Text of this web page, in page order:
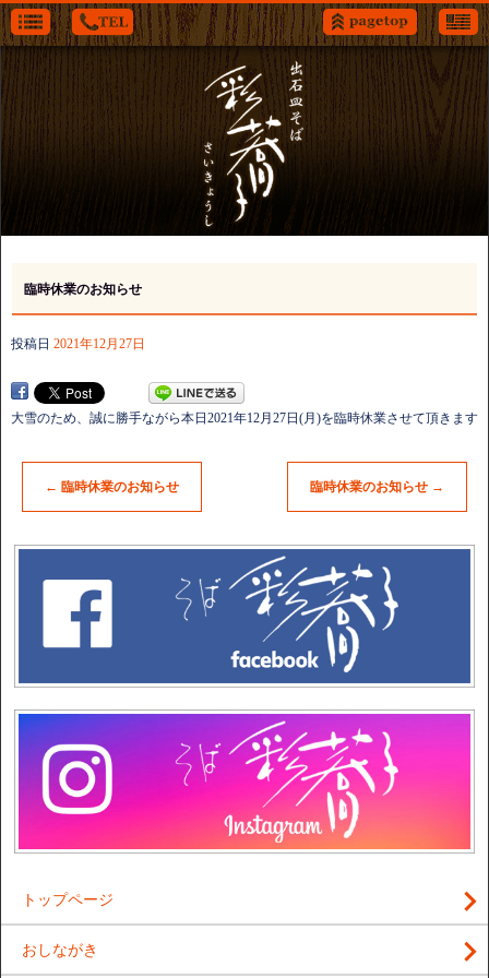
臨時休業のお知らせ
投稿日 2021年12月27日
大雪のため、誠に勝手ながら本日2021年12月27日(月)を臨時休業させて頂きます
← 臨時休業のお知らせ 臨時休業のお知らせ →
トップページ
おしながき